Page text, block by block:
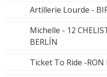
Artillerie Lourde -
Michelle - 12
BERLÍN
Ticket To Ride -RON